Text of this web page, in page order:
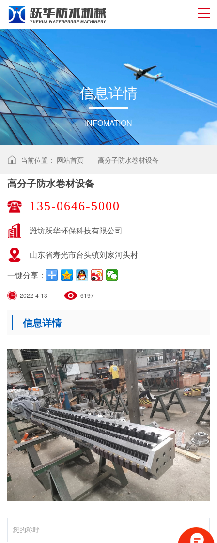
信息详情
INFOMATION
当前位置： 网站首页 - 高分子防水卷材设备
高分子防水卷材设备
135-0646-5000
潍坊跃华环保科技有限公司
山东省寿光市台头镇刘家河头村
一键分享：
2022-4-13 6197
信息详情